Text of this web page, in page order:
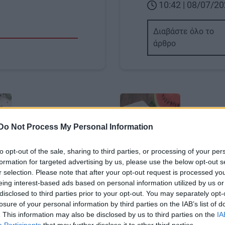
Do Not Process My Personal Information
opt-out of the sale, sharing to third parties, or processing of your
for targeted advertising by us, please use the below opt-out
selection. Please note that after your opt-out request is processed
interest-based ads based on personal information utilized by us
to third parties prior to your opt-out. You may separately
of your personal information by third parties on the IAB’s list of
This information may also be disclosed by us to third parties on the
10:42 | 08/07/
Διαβάστε όλο το
άρθρο
«μέγγενη» η
φέτα Π.Ο.Π:
στα ράφια και το
έγγραφο του
Image
ΥΓΕΙΑ
Καρπούζι με φέτα:
θεωρείται πιο
συνδυασμός
Body
Γιατί οι ειδικοί